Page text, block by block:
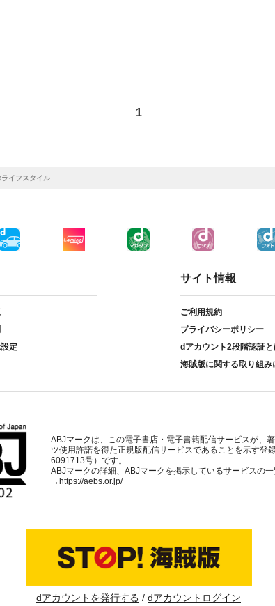
1
イフスタイル
定
サイト情報
ご利用規約
プライバシーポリシー
dアカウント2段階認証
海賊版に関する取り組み
ABJマークは、この電子書店・電子書籍配信サービスが、
ツ使用許諾を得た正規版配信サービスであることを示す登
6091713号）です。
ABJマークの詳細、ABJマークを掲示しているサービスの一
→https://aebs.or.jp/
dアカウントを発行する dアカウントログイン